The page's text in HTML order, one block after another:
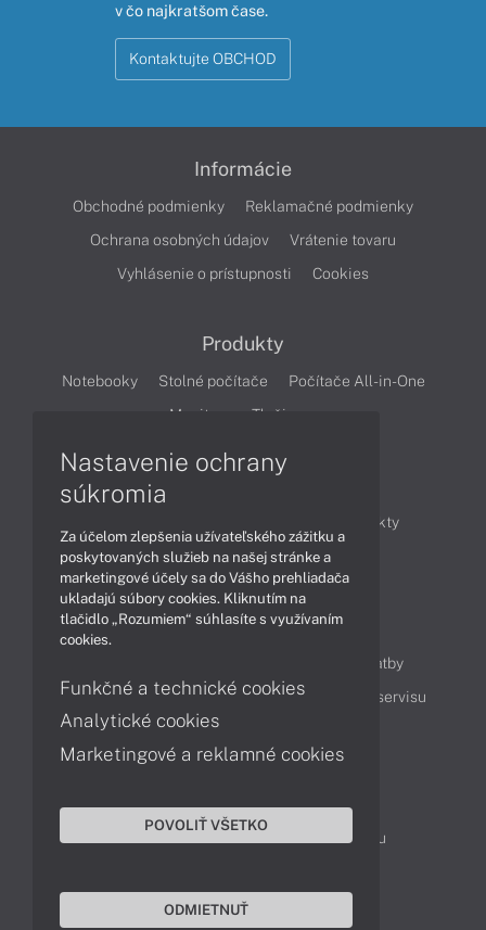
v čo najkratšom čase.
Kontaktujte OBCHOD
Informácie
Obchodné podmienky
Reklamačné podmienky
Ochrana osobných údajov
Vrátenie tovaru
Vyhlásenie o prístupnosti
Cookies
Produkty
Notebooky Stolné počítače
Počítače All-in-One
Monitory
Tlačiarne
Produkty
Technológie
Videá
Obsah
Možnosti doručenia a platby
Podpora a servis
Servisné služby Cenník servisu
Kontakty
043 4224 771
Obchodné oddelenie
Reklamácia tovaru
Nastavenie ochrany
súkromia
Za účelom zlepšenia užívateľského zážitku a
poskytovaných služieb na našej stránke a
marketingové účely sa do Vášho prehliadača
ukladajú súbory cookies. Kliknutím na
tlačidlo „Rozumiem“ súhlasíte s využívaním
cookies.
Funkčné a technické cookies
Analytické cookies
Marketingové a reklamné cookies
POVOLIŤ VŠETKO
ODMIETNUŤ